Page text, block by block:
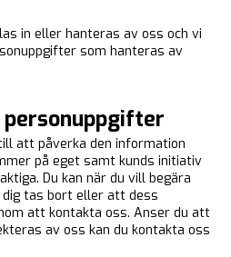
in eller hanteras av oss och vi
som hanteras av
att påverka den information
på eget samt kunds initiativ
Du kan när du vill begära
tas bort eller att dess
att kontakta oss. Anser du att
av oss kan du kontakta oss